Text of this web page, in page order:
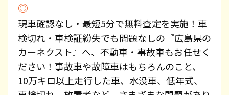
◎
現車確認なし・最短5分で無料査定を実施！車
検切れ・車検証紛失でも問題なしの『広島県の
カーネクスト』へ、不動車・事故車もお任せく
ださい！事故車や故障車はもちろんのこと、
10万キロ以上走行した車、水没車、低年式、